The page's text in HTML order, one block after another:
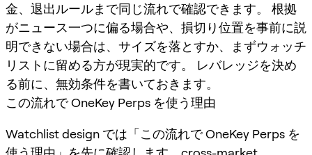
金、退出ルールまで同じ流れで確認できます。 根拠
がニュース一つに偏る場合や、損切り位置を事前に説
明できない場合は、サイズを落とすか、まずウォッチ
リストに留める方が現実的です。 レバレッジを決め
る前に、無効条件を書いておきます。
この流れで OneKey Perps を使う理由
Watchlist design では「この流れで OneKey Perps を